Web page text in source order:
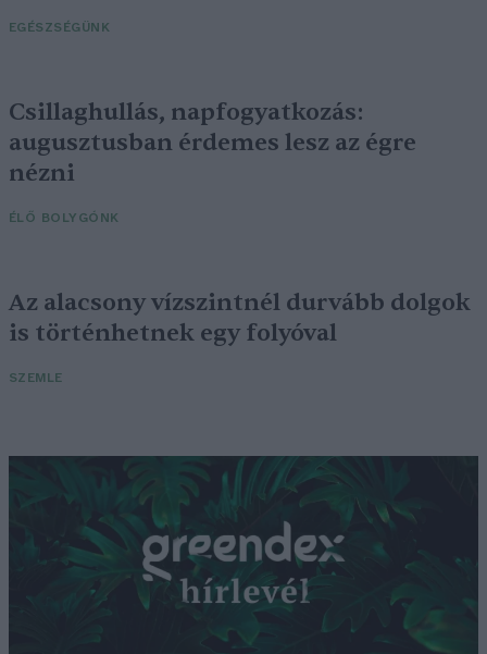
EGÉSZSÉGÜNK
Csillaghullás, napfogyatkozás:
augusztusban érdemes lesz az égre
nézni
ÉLŐ BOLYGÓNK
Az alacsony vízszintnél durvább dolgok
is történhetnek egy folyóval
SZEMLE